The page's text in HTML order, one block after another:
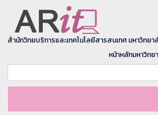
สำนักวิทยบริการและเทคโนโลยีสารสนเทศ มหาวิทย
หน้าหลักมหาวิทย